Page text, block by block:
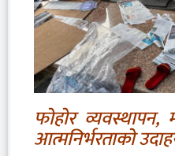
फोहोर व्यवस्थापन,
आत्मनिर्भरताको